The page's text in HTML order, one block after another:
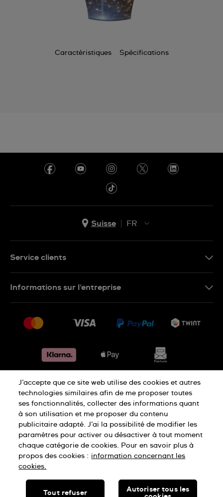
Caractéristiques Spécifications
Suisse
FR
IT
Service clients
Retours
Conditions de vente
Informations sur l'entreprise
Jobs
Déclaration de confidentialité
Déclaration concernant les cookies
Conditions d'utilisation Mentions légales
SWISS MADE
J’accepte que ce site web utilise des cookies et autres
technologies similaires afin de me proposer toutes
ses fonctionnalités, collecter des informations quant
à son utilisation et me proposer du contenu
publicitaire adapté. J’ai la possibilité de modifier les
paramètres pour activer ou désactiver à tout moment
chaque catégorie de cookies. Pour en savoir plus à
propos des cookies : information concernant les
cookies.
Tout refuser
Autoriser tous les